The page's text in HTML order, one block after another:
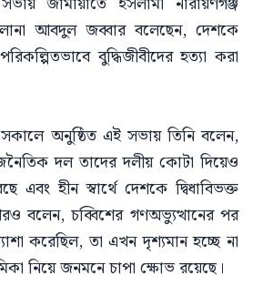
আবদুল জব্বার বলেছেন, দেশকে
বুদ্ধিজীবীদের হত্যা করা
অনুষ্ঠিত এই সভায় তিনি বলেন,
দল তাদের দলীয় কোটা দিয়েও
এবং হীন স্বার্থে দেশকে দ্বিধাবিভক্ত
বলেন, চব্বিশের গণঅভ্যুত্থানের পর
করেছিল, তা এখন দৃশ্যমান হচ্ছে না
নিয়ে জনমনে চাপা ক্ষোভ রয়েছে।